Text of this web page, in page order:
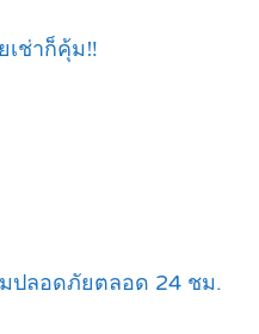
เช่าก็คุ้ม‼
ปลอดภัยตลอด 24 ชม.